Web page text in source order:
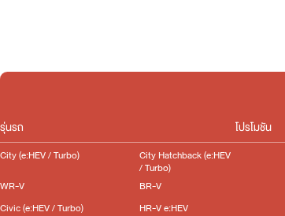
รุ่นรถ
City (e:HEV / Turbo) City Hatchback (e:HEV
/ Turbo)
WR-V
BR-V
Civic (e:HEV / Turbo)
HR-V e:HEV
โปรโมชัน